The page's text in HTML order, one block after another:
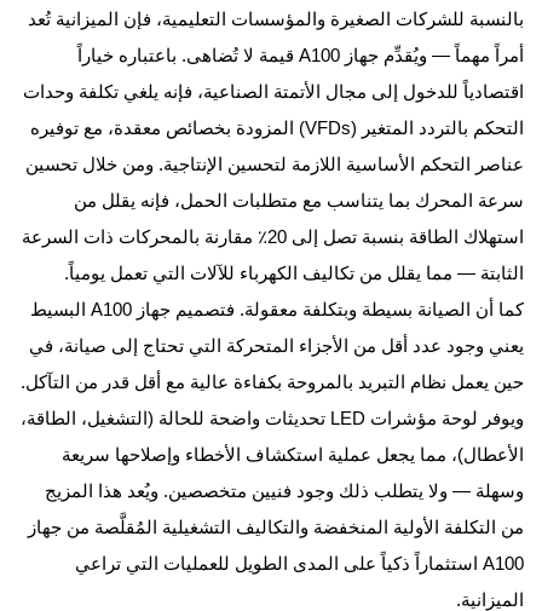
بالنسبة للشركات الصغيرة والمؤسسات التعليمية، فإن الميزانية تُعد
أمراً مهماً — ويُقدِّم جهاز A100 قيمة لا تُضاهى. باعتباره خياراً
اقتصادياً للدخول إلى مجال الأتمتة الصناعية، فإنه يلغي تكلفة وحدات
التحكم بالتردد المتغير (VFDs) المزودة بخصائص معقدة، مع توفيره
عناصر التحكم الأساسية اللازمة لتحسين الإنتاجية. ومن خلال تحسين
سرعة المحرك بما يتناسب مع متطلبات الحمل، فإنه يقلل من
استهلاك الطاقة بنسبة تصل إلى 20٪ مقارنة بالمحركات ذات السرعة
الثابتة — مما يقلل من تكاليف الكهرباء للآلات التي تعمل يومياً.
كما أن الصيانة بسيطة وبتكلفة معقولة. فتصميم جهاز A100 البسيط
يعني وجود عدد أقل من الأجزاء المتحركة التي تحتاج إلى صيانة، في
حين يعمل نظام التبريد بالمروحة بكفاءة عالية مع أقل قدر من التآكل.
ويوفر لوحة مؤشرات LED تحديثات واضحة للحالة (التشغيل، الطاقة،
الأعطال)، مما يجعل عملية استكشاف الأخطاء وإصلاحها سريعة
وسهلة — ولا يتطلب ذلك وجود فنيين متخصصين. ويُعد هذا المزيج
من التكلفة الأولية المنخفضة والتكاليف التشغيلية المُقلَّصة من جهاز
A100 استثماراً ذكياً على المدى الطويل للعمليات التي تراعي
الميزانية.